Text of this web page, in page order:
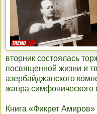
вторник состоялась
посвященной жизни и
азербайджанского
жанра симфонического
Книга «Фикрет